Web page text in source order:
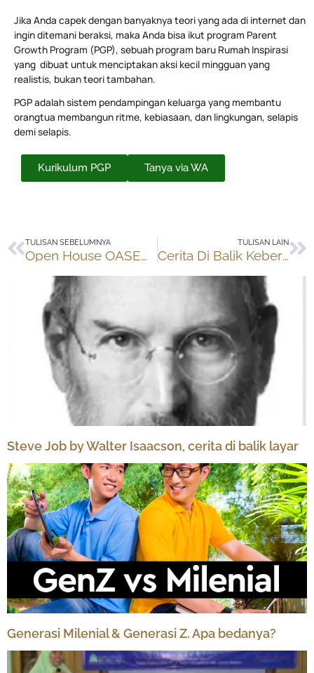
Jika Anda capek dengan banyaknya teori yang ada di internet dan
ingin ditemani beraksi, maka Anda bisa ikut program Parent
Growth Program (PGP), sebuah program baru Rumah Inspirasi
yang dibuat untuk menciptakan aksi kecil mingguan yang
realistis, bukan teori tambahan.
PGP adalah sistem pendampingan keluarga yang membantu
orangtua membangun ritme, kebiasaan, dan lingkungan, selapis
demi selapis.
Kurikulum PGP Tanya via WA
Prev
TULISAN SEBELUMNYA
Open House OASEmenit: Proyek Kolaborasi Remaja Homeschooling
TULISAN LAIN
Cerita Di Balik Keberangkatan ke Kejurnas Catur di Aceh
Steve Job by Walter Isaacson, cerita di balik layar
Generasi Milenial & Generasi Z. Apa bedanya?